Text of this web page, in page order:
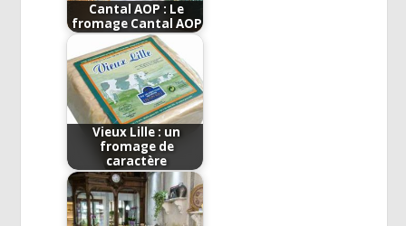
Cantal AOP : Le
fromage Cantal AOP
Vieux Lille : un
fromage de
caractère